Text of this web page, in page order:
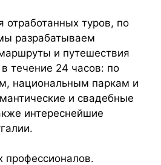
туров, по
разрабатываем
и путешествия
течение 24 часов: по
национальным паркам и
и свадебные
интереснейшие
профессионалов.